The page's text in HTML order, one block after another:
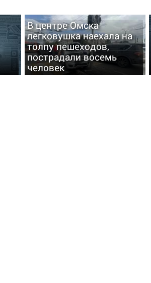
В центре Омска
легковушка наехала на
толпу пешеходов,
пострадали восемь
человек